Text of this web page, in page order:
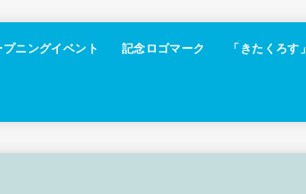
プニングイベント 記念ロゴマーク 「きたくろす」